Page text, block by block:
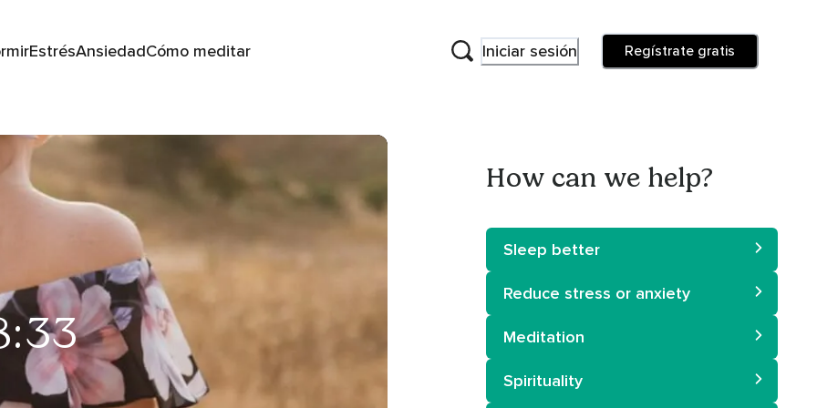
EstrésAnsiedadCómo meditar Iniciar sesión Regístrate gratis
How can we help?
Sleep better
Reduce stress or anxiety
Meditation
Spirituality